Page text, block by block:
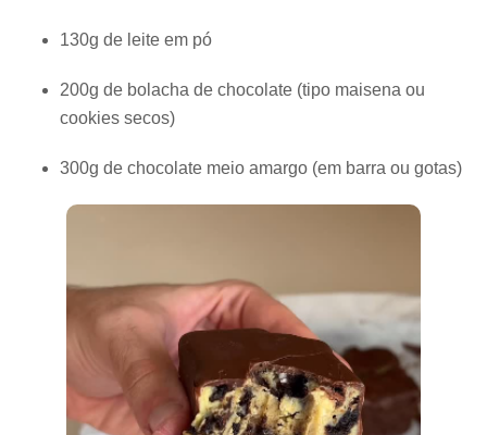
130g de leite em pó
200g de bolacha de chocolate (tipo maisena ou
cookies secos)
300g de chocolate meio amargo (em barra ou gotas)